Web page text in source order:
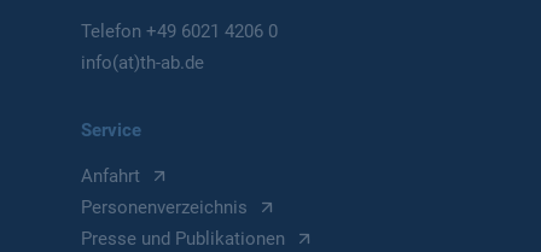
Telefon+49 6021 4206 0
info(at)th-ab.de
Service
Anfahrt
Personenverzeichnis
Presse und Publikationen